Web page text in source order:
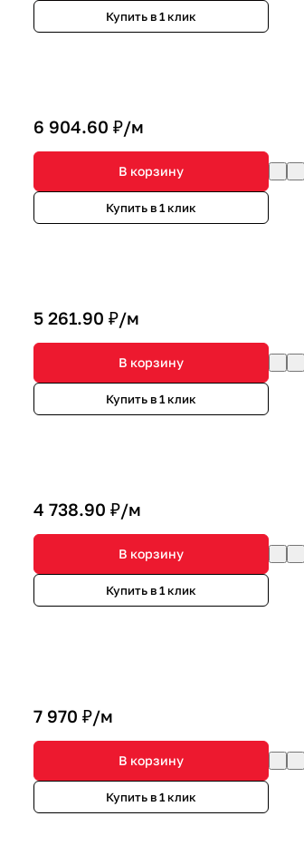
Купить в 1 клик
6 904.60 ₽/м
В корзину
Купить в 1 клик
5 261.90 ₽/м
В корзину
Купить в 1 клик
4 738.90 ₽/м
В корзину
Купить в 1 клик
7 970 ₽/м
В корзину
Купить в 1 клик